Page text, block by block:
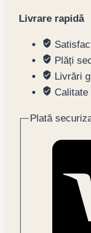
Livrare rapidă
Plăți
Livrări
Calitate
Plată